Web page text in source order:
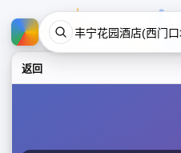
返回